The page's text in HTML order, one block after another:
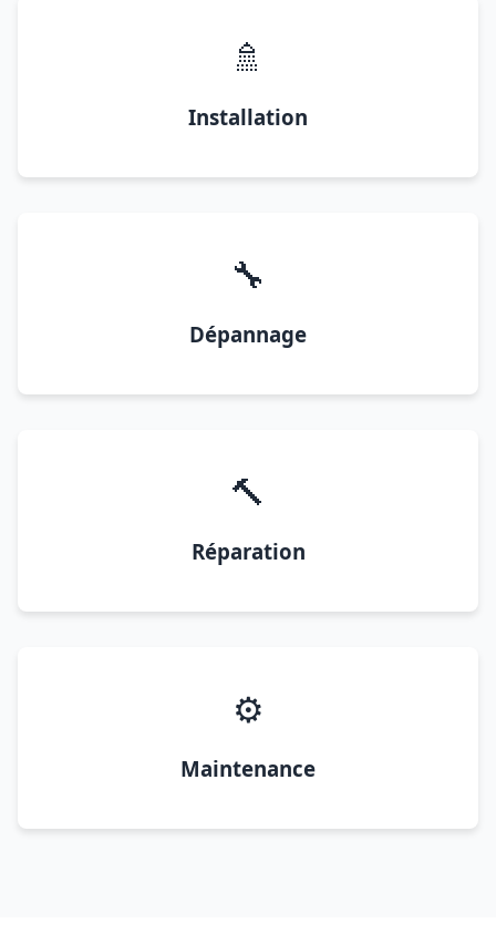
🚿
Installation
🔧
Dépannage
🔨
Réparation
⚙️
Maintenance